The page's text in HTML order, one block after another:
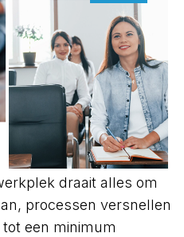
draait alles om
processen versnellen
een minimum